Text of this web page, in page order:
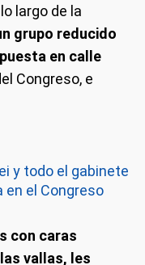
largo de la
grupo reducido
en calle
Congreso, e
y todo el gabinete
el Congreso
con caras
vallas, les